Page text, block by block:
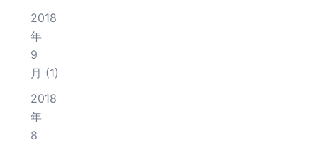
2018
年
9
月 (1)
2018
年
8